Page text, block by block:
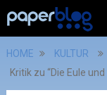
HOME KULTUR
Kritik zu “Die Eule